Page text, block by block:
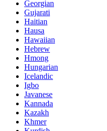
Georgian
Gujarati
Haitian
Hausa
Hawaiian
Hebrew
Hmong
Hungarian
Icelandic
Igbo
Javanese
Kannada
Kazakh
Khmer